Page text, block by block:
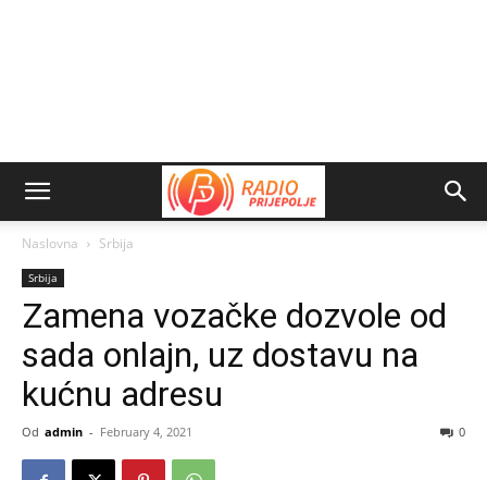
Naslovna Srbija
Srbija
Zamena vozačke dozvole od
sada onlajn, uz dostavu na
kućnu adresu
Od admin - February 4, 2021 0